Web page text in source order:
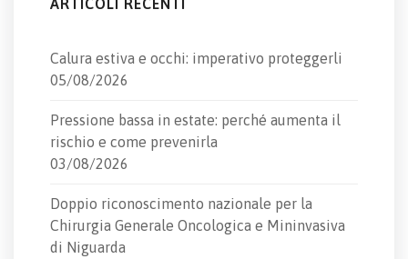
Calura estiva e occhi: imperativo proteggerli
05/08/2026
Pressione bassa in estate: perché aumenta il
rischio e come prevenirla
03/08/2026
Doppio riconoscimento nazionale per la
Chirurgia Generale Oncologica e Mininvasiva
di Niguarda